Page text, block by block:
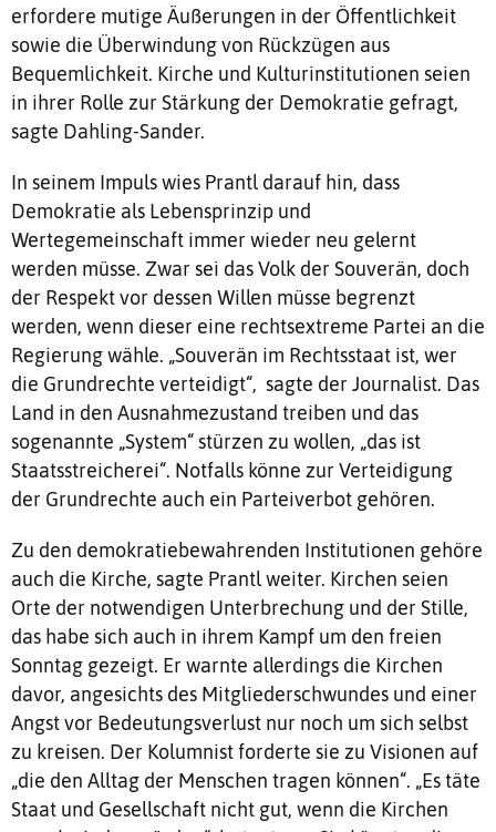
erfordere mutige Äußerungen in der Öffentlichkeit
sowie die Überwindung von Rückzügen aus
Bequemlichkeit. Kirche und Kulturinstitutionen seien
in ihrer Rolle zur Stärkung der Demokratie gefragt,
sagte Dahling-Sander.
In seinem Impuls wies Prantl darauf hin, dass
Demokratie als Lebensprinzip und
Wertegemeinschaft immer wieder neu gelernt
werden müsse. Zwar sei das Volk der Souverän, doch
der Respekt vor dessen Willen müsse begrenzt
werden, wenn dieser eine rechtsextreme Partei an die
Regierung wähle. „Souverän im Rechtsstaat ist, wer
die Grundrechte verteidigt“, sagte der Journalist. Das
Land in den Ausnahmezustand treiben und das
sogenannte „System“ stürzen zu wollen, „das ist
Staatsstreicherei“. Notfalls könne zur Verteidigung
der Grundrechte auch ein Parteiverbot gehören.
Zu den demokratiebewahrenden Institutionen gehöre
auch die Kirche, sagte Prantl weiter. Kirchen seien
Orte der notwendigen Unterbrechung und der Stille,
das habe sich auch in ihrem Kampf um den freien
Sonntag gezeigt. Er warnte allerdings die Kirchen
davor, angesichts des Mitgliederschwundes und einer
Angst vor Bedeutungsverlust nur noch um sich selbst
zu kreisen. Der Kolumnist forderte sie zu Visionen auf
„die den Alltag der Menschen tragen können“. „Es täte
Staat und Gesellschaft nicht gut, wenn die Kirchen